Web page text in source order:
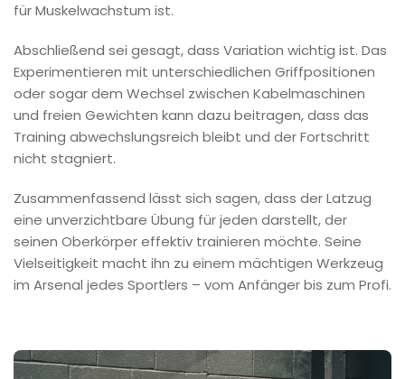
für Muskelwachstum ist.
Abschließend sei gesagt, dass Variation wichtig ist. Das
Experimentieren mit unterschiedlichen Griffpositionen
oder sogar dem Wechsel zwischen Kabelmaschinen
und freien Gewichten kann dazu beitragen, dass das
Training abwechslungsreich bleibt und der Fortschritt
nicht stagniert.
Zusammenfassend lässt sich sagen, dass der Latzug
eine unverzichtbare Übung für jeden darstellt, der
seinen Oberkörper effektiv trainieren möchte. Seine
Vielseitigkeit macht ihn zu einem mächtigen Werkzeug
im Arsenal jedes Sportlers – vom Anfänger bis zum Profi.